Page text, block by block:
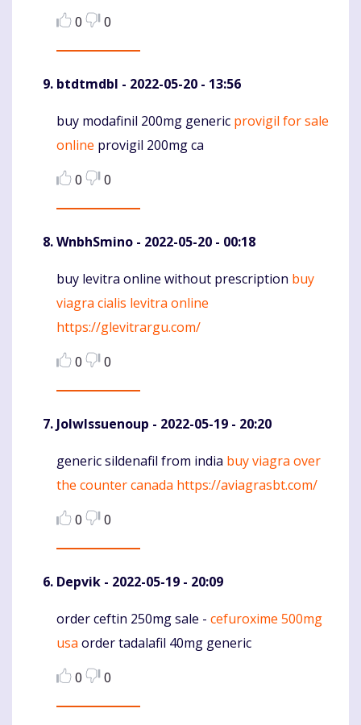
0
0
btdtmdbl - 2022-05-20 - 13:56
Komentaras
buy modafinil 200mg generic provigil for sale
online provigil 200mg ca
0
0
WnbhSmino - 2022-05-20 - 00:18
Komentaras
buy levitra online without prescription buy
viagra cialis levitra online
https://glevitrargu.com/
0
0
JolwIssuenoup - 2022-05-19 - 20:20
Komentaras
generic sildenafil from india buy viagra over
the counter canada https://aviagrasbt.com/
0
0
Depvik - 2022-05-19 - 20:09
Komentaras
order ceftin 250mg sale - cefuroxime 500mg
usa order tadalafil 40mg generic
0
0